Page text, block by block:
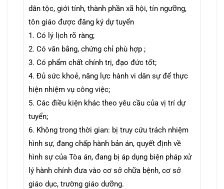
dân tộc, giới tính, thành phần xã hội, tín ngưỡng,
tôn giáo được đăng ký dự tuyển
1. Có lý lịch rõ ràng;
2. Có văn bằng, chứng chỉ phù hợp ;
3. Có phẩm chất chính trị, đạo đức tốt;
4. Đủ sức khoẻ, năng lực hành vi dân sự để thực
hiện nhiệm vụ công việc;
5. Các điều kiện khác theo yêu cầu của vị trí dự
tuyển;
6. Không trong thời gian: bị truy cứu trách nhiệm
hình sự, đang chấp hành bản án, quyết định về
hình sự của Tòa án, đang bị áp dụng biện pháp xử
lý hành chính đưa vào cơ sở chữa bệnh, cơ sở
giáo dục, trường giáo dưỡng.